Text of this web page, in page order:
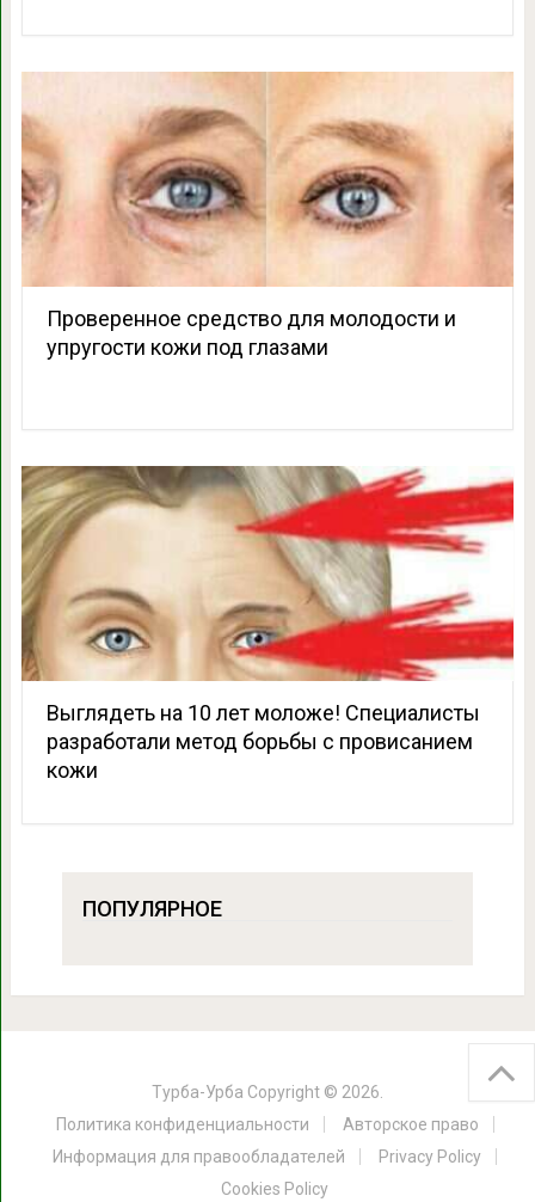
Проверенное средство для молодости и
упругости кожи под глазами
Выглядеть на 10 лет моложе! Специалисты
разработали метод борьбы с провисанием
кожи
ПОПУЛЯРНОЕ
Турба-Урба Copyright © 2026.
Политика конфиденциальности
Авторское право
Информация для правообладателей
Privacy Policy
Cookies Policy